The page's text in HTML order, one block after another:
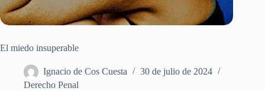
El miedo insuperable
Ignacio de Cos Cuesta
30 de julio de 2024
Derecho Penal